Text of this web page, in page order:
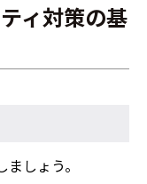
ィ対策の基
しょう。